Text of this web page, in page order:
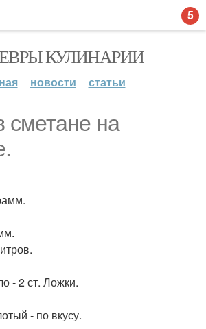
КУЛИНАРИИ
новости статьи
сметане на
- 2 ст. Ложки.
- по вкусу.
5